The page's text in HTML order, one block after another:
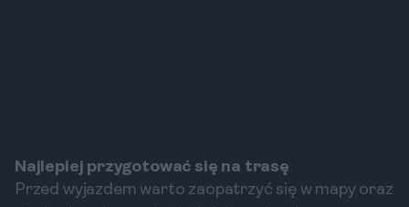
Najlepiej przygotować się na trasę
Przed wyjazdem warto zaopatrzyć się w mapy oraz